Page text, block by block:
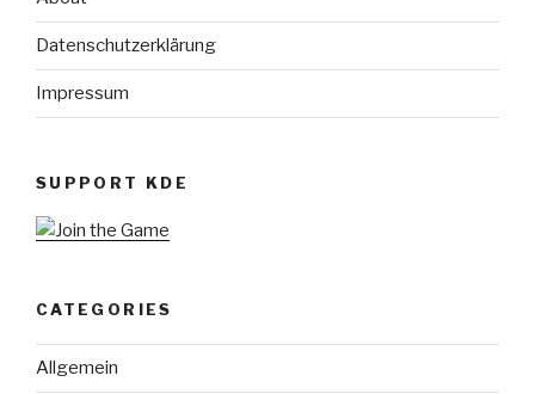
Datenschutzerklärung
Impressum
SUPPORT KDE
CATEGORIES
Allgemein